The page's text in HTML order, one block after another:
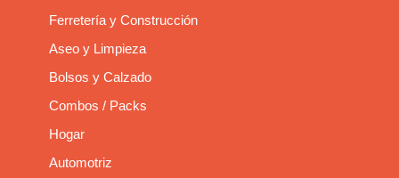
Ferretería y Construcción
Aseo y Limpieza
Bolsos y Calzado
Combos / Packs
Hogar
Automotriz